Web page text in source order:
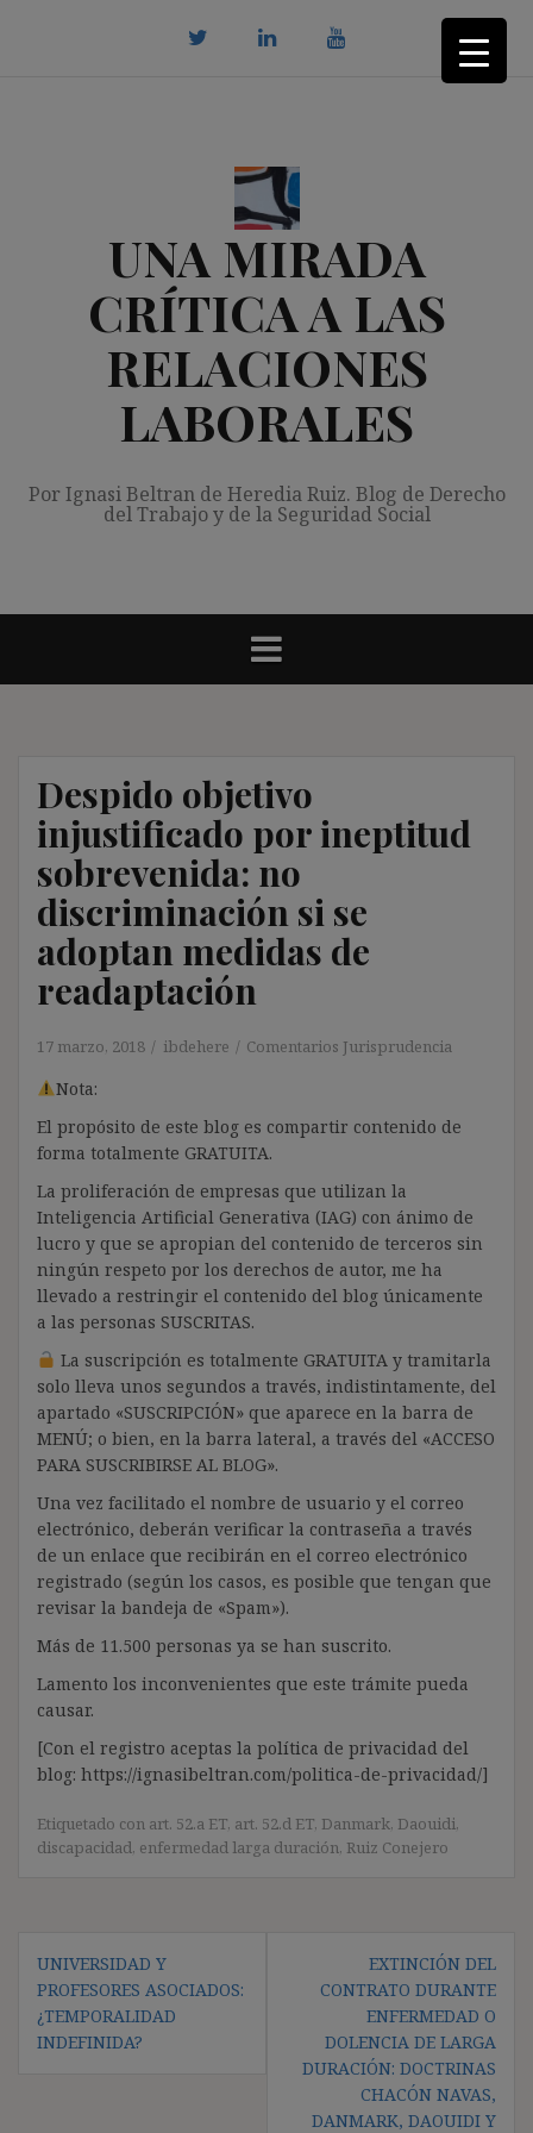
UNA MIRADA
CRÍTICA A LAS
RELACIONES
LABORALES
Por Ignasi Beltran de Heredia Ruiz. Blog de Derecho
del Trabajo y de la Seguridad Social
Despido objetivo
injustificado por ineptitud
sobrevenida: no
discriminación si se
adoptan medidas de
readaptación
17 marzo, 2018 ibdehere Comentarios Jurisprudencia
Nota:
El propósito de este blog es compartir contenido de
forma totalmente GRATUITA.
La proliferación de empresas que utilizan la
Inteligencia Artificial Generativa (IAG) con ánimo de
lucro y que se apropian del contenido de terceros sin
ningún respeto por los derechos de autor, me ha
llevado a restringir el contenido del blog únicamente
a las personas SUSCRITAS.
La suscripción es totalmente GRATUITA y tramitarla
solo lleva unos segundos a través, indistintamente, del
apartado «SUSCRIPCIÓN» que aparece en la barra de
MENÚ; o bien, en la barra lateral, a través del «ACCESO
PARA SUSCRIBIRSE AL BLOG».
Una vez facilitado el nombre de usuario y el correo
electrónico, deberán verificar la contraseña a través
de un enlace que recibirán en el correo electrónico
registrado (según los casos, es posible que tengan que
revisar la bandeja de «Spam»).
Más de 11.500 personas ya se han suscrito.
Lamento los inconvenientes que este trámite pueda
causar.
[Con el registro aceptas la política de privacidad del
blog: https://ignasibeltran.com/politica-de-privacidad/]
Etiquetado con art. 52.a ET, art. 52.d ET, Danmark, Daouidi,
discapacidad, enfermedad larga duración, Ruiz Conejero
de
entradas
UNIVERSIDAD Y
PROFESORES ASOCIADOS:
¿TEMPORALIDAD
INDEFINIDA?
EXTINCIÓN DEL
CONTRATO DURANTE
ENFERMEDAD O
DOLENCIA DE LARGA
DURACIÓN: DOCTRINAS
CHACÓN NAVAS,
DANMARK, DAOUIDI Y